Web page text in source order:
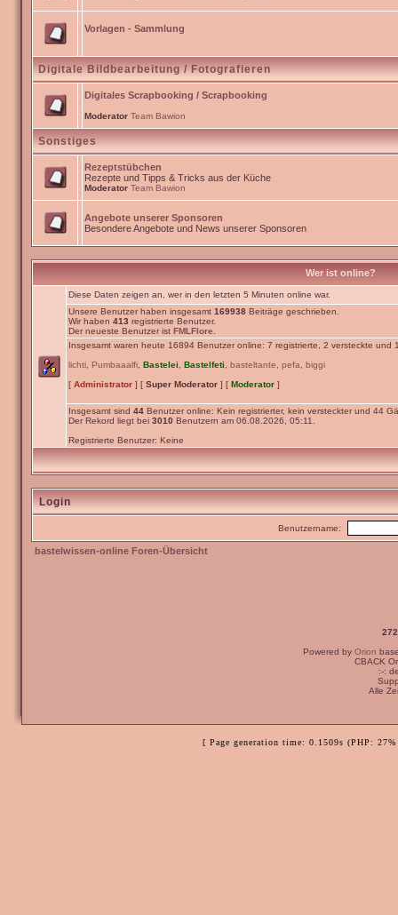
Vorlagen - Sammlung
Digitale Bildbearbeitung / Fotografieren
Digitales Scrapbooking / Scrapbooking
Moderator Team Bawion
Sonstiges
Rezeptstübchen
Rezepte und Tipps & Tricks aus der Küche
Moderator Team Bawion
Angebote unserer Sponsoren
Besondere Angebote und News unserer Sponsoren
Wer ist online?
Diese Daten zeigen an, wer in den letzten 5 Minuten online war.
Unsere Benutzer haben insgesamt 169938 Beiträge geschrieben.
Wir haben 413 registrierte Benutzer.
Der neueste Benutzer ist FMLFlore
Insgesamt waren heute 16894 Benutzer online: 7 registrierte, 2 versteckte und
lichti
Pumbaaalfi Bastelei Bastelfeti basteltante pefa
biggi
[ Administrator ] [ Super Moderator ] [ Moderator ]
Insgesamt sind 44 Benutzer online: Kein registrierter, kein versteckter und 44
Der Rekord liegt bei 3010 Benutzern am 06.08.2026, 05:11.
Registrierte Benutzer: Keine
Login
Benutzername:
bastelwissen-online Foren-Übersicht
Powered by Orion
CBACK
:-:
Alle
[ Page generation time: 0.1509s (PHP: